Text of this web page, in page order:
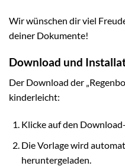
Wir wünschen dir viel
deiner Dokumente!
Download und
Der Download der
kinderleicht:
Klicke auf den
Die Vorlage wird
heruntergeladen.